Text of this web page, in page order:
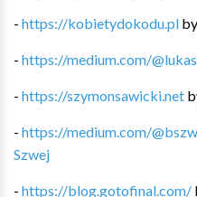
- https://kobietydokodu.pl by
- https://medium.com/
- https://szymonsawicki.net
- https://medium.com/
Szwej
- https://blog.gotofinal.com/